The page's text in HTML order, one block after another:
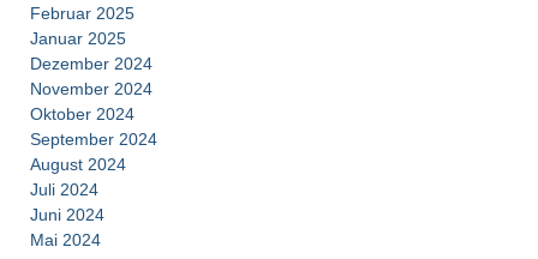
Februar 2025
Januar 2025
Dezember 2024
November 2024
Oktober 2024
September 2024
August 2024
Juli 2024
Juni 2024
Mai 2024